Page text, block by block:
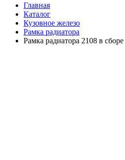
Главная
Каталог
Кузовное железо
Рамка радиатора
Рамка радиатора 2108 в